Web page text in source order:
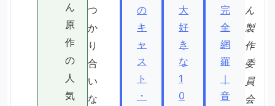
ん
原
作
の
人
気
つ
か
り
合
い
な
の
キ
ャ
ス
ト
・
大
好
き
な
1
0
完
全
網
羅
｜
音
ん
製
作
委
員
会